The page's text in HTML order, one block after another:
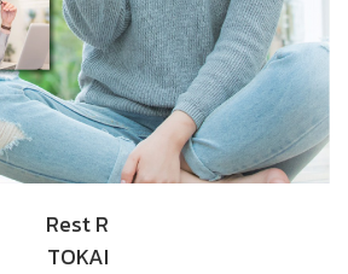
Rest R
TOKAI